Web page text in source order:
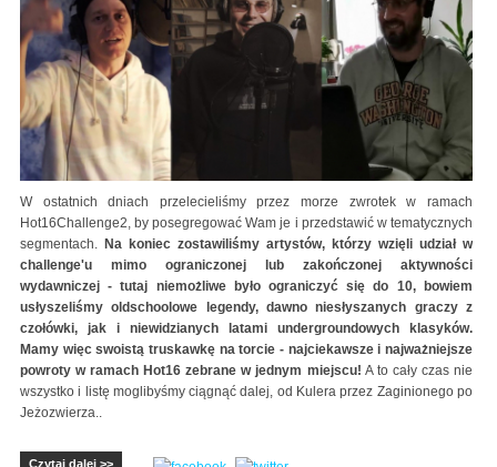
W ostatnich dniach przelecieliśmy przez morze zwrotek w ramach
Hot16Challenge2, by posegregować Wam je i przedstawić w tematycznych
segmentach. Na koniec zostawiliśmy artystów, którzy wzięli udział w
challenge'u mimo ograniczonej lub zakończonej aktywności
wydawniczej - tutaj niemożliwe było ograniczyć się do 10, bowiem
usłyszeliśmy oldschoolowe legendy, dawno niesłyszanych graczy z
czołówki, jak i niewidzianych latami undergroundowych klasyków.
Mamy więc swoistą truskawkę na torcie - najciekawsze i najważniejsze
powroty w ramach Hot16 zebrane w jednym miejscu! A to cały czas nie
wszystko i listę moglibyśmy ciągnąć dalej, od Kulera przez Zaginionego po
Jeżozwierza..
Czytaj dalej >>